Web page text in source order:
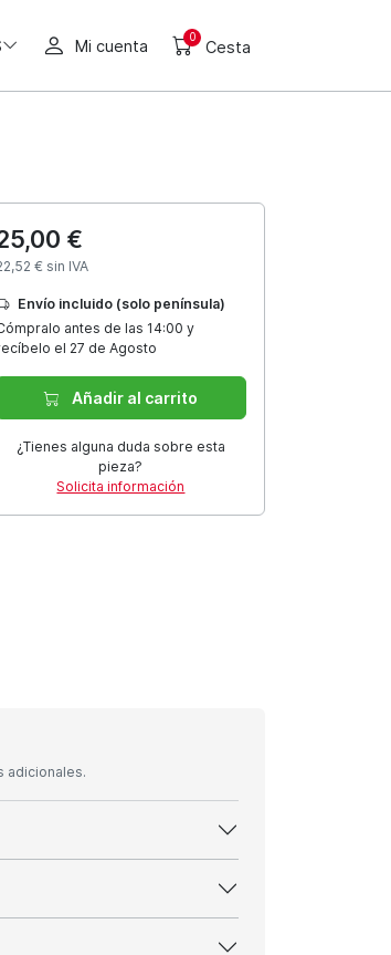
Mi cuenta 0
Cesta
€
€ sin IVA
Envío incluido (solo península)
antes de las 14:00 y
el 27 de Agosto
Añadir al carrito
¿Tienes alguna duda sobre esta
pieza?
Solicita información
adicionales.